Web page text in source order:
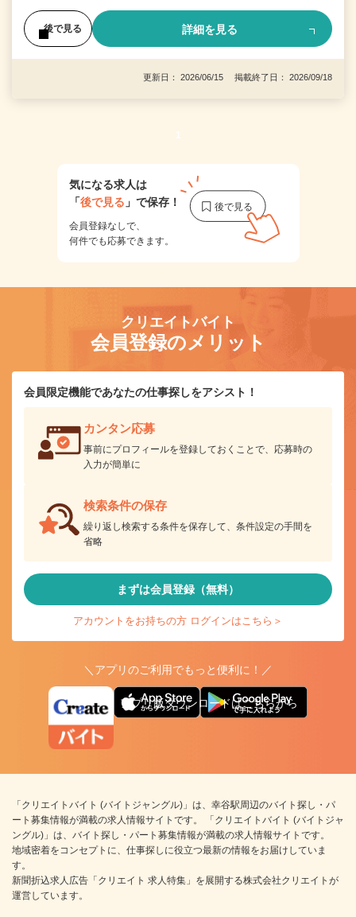
後で見る 詳細を見る
更新日： 2026/06/15 掲載終了日： 2026/09/18
1
気になる求人は
「後で見る 」で保存！
会員登録なしで、
何件でも応募できます。
クリエイトバイト
会員登録のメリット
会員限定機能であなたの仕事探しをアシスト！
カンタン応募
事前にプロフィールを登録しておくことで、応募時の
入力が簡単に
検索条件の保存
繰り返し検索する条件を保存して、条件設定の手間を
省略
まずは会員登録（無料）
アカウントをお持ちの方 ログインはこちら＞
＼アプリのご利用でもっと便利に！／
アプリ版ダウンロードはこちらから
「クリエイトバイト (バイトジャングル)」は、幸谷駅周辺のバイト探し・パ
ート募集情報が満載の求人情報サイトです。 「クリエイトバイト (バイトジャ
ングル)」は、バイト探し・パート募集情報が満載の求人情報サイトです。
地域密着をコンセプトに、仕事探しに役立つ最新の情報をお届けしていま
す。
新聞折込求人広告「クリエイト 求人特集」を展開する株式会社クリエイトが
運営しています。